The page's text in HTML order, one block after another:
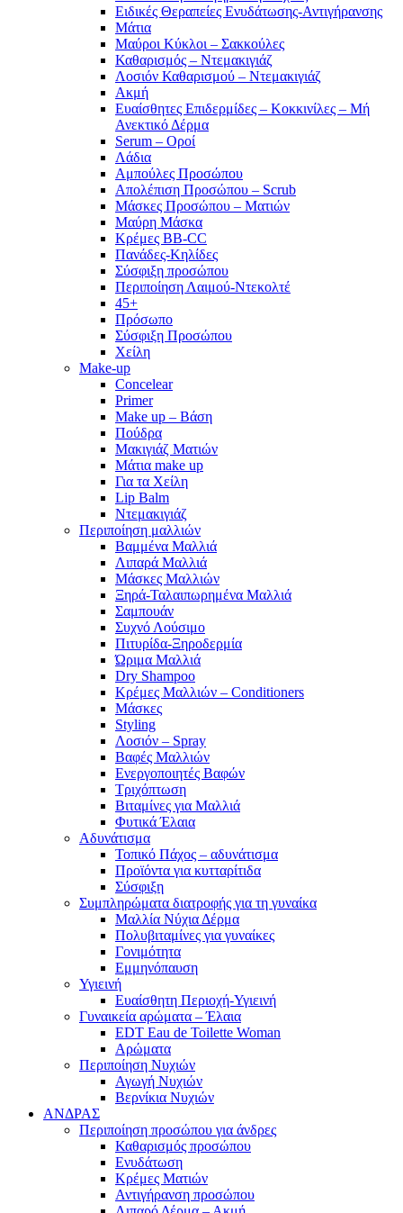
Ειδικές Θεραπείες Ενυδάτωσης-Αντιγήρανσης
Μάτια
Μαύροι Κύκλοι – Σακκούλες
Καθαρισμός – Ντεμακιγιάζ
Λοσιόν Καθαρισμού – Ντεμακιγιάζ
Ακμή
Ευαίσθητες Επιδερμίδες – Κοκκινίλες – Μή
Ανεκτικό Δέρμα
Serum – Οροί
Λάδια
Αμπούλες Προσώπου
Απολέπιση Προσώπου – Scrub
Μάσκες Προσώπου – Ματιών
Μαύρη Μάσκα
Κρέμες BB-CC
Πανάδες-Κηλίδες
Σύσφιξη προσώπου
Περιποίηση Λαιμού-Ντεκολτέ
45+
Πρόσωπο
Σύσφιξη Προσώπου
Χείλη
Make-up
Concelear
Primer
Make up – Βάση
Πούδρα
Μακιγιάζ Ματιών
Μάτια make up
Για τα Χείλη
Lip Balm
Ντεμακιγιάζ
Περιποίηση μαλλιών
Βαμμένα Μαλλιά
Λιπαρά Μαλλιά
Μάσκες Μαλλιών
Ξηρά-Ταλαιπωρημένα Μαλλιά
Σαμπουάν
Συχνό Λούσιμο
Πιτυρίδα-Ξηροδερμία
Ώριμα Μαλλιά
Dry Shampoo
Κρέμες Μαλλιών – Conditioners
Μάσκες
Styling
Λοσιόν – Spray
Βαφές Μαλλιών
Ενεργοποιητές Βαφών
Τριχόπτωση
Βιταμίνες για Μαλλιά
Φυτικά Έλαια
Αδυνάτισμα
Τοπικό Πάχος – αδυνάτισμα
Προϊόντα για κυτταρίτιδα
Σύσφιξη
Συμπληρώματα διατροφής για τη γυναίκα
Μαλλία Νύχια Δέρμα
Πολυβιταμίνες για γυναίκες
Γονιμότητα
Εμμηνόπαυση
Υγιεινή
Ευαίσθητη Περιοχή-Υγιεινή
Γυναικεία αρώματα – Έλαια
EDT Eau de Toilette Woman
Αρώματα
Περιποίηση Νυχιών
Αγωγή Νυχιών
Βερνίκια Νυχιών
ΑΝΔΡΑΣ
Περιποίηση προσώπου για άνδρες
Καθαρισμός προσώπου
Ενυδάτωση
Κρέμες Ματιών
Αντιγήρανση προσώπου